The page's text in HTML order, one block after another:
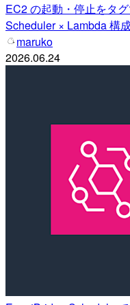
EC2 の起動・停止をタ
Scheduler × Lambda 構
maruko
2026.06.24